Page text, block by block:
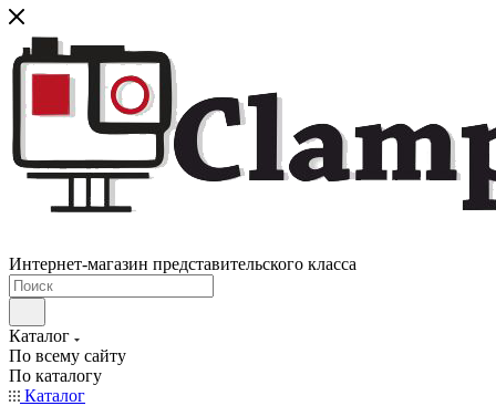
Интернет-магазин представительского класса
Каталог
По всему сайту
По каталогу
Каталог